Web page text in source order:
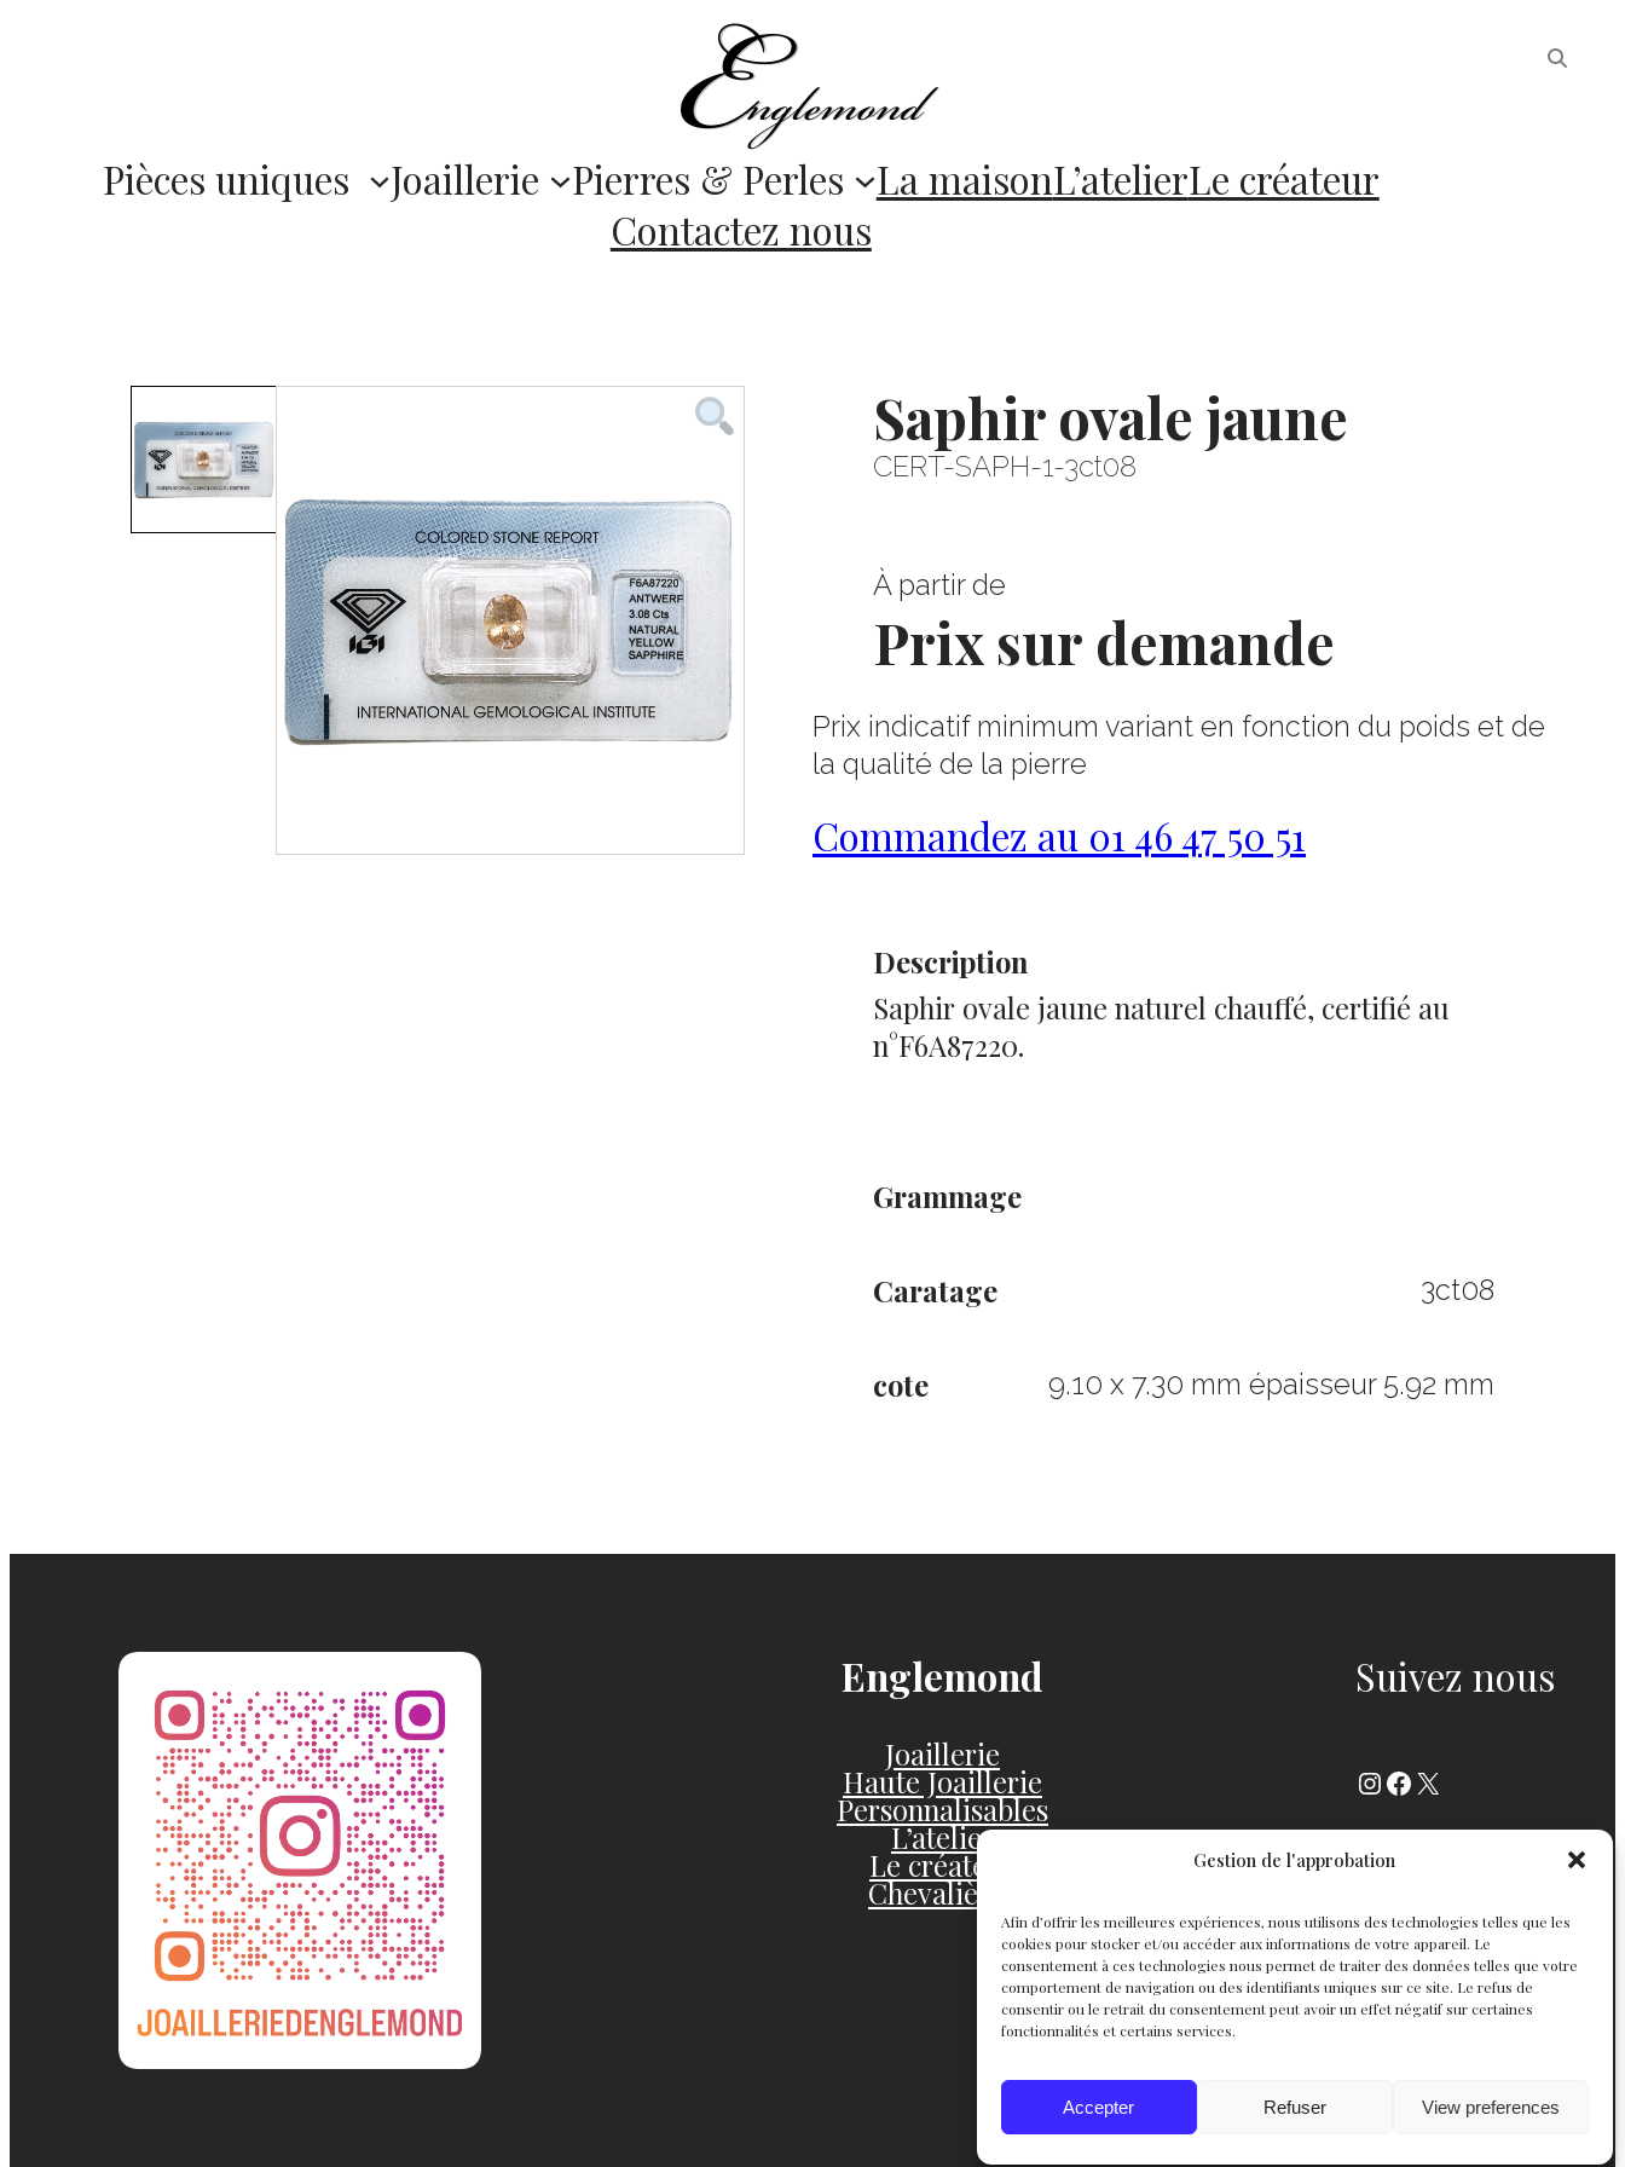
Gestion de l'approbation
Afin d’offrir les meilleures expériences, nous utilisons des technologies telles que les
cookies pour stocker et/ou accéder aux informations de votre appareil. Le
consentement à ces technologies nous permet de traiter des données telles que votre
comportement de navigation ou des identifiants uniques sur ce site. Le refus de
consentir ou le retrait du consentement peut avoir un effet négatif sur certaines
fonctionnalités et certains services.
Accepter Refuser View preferences
Pièces uniques Joaillerie Pierres & Perles La maisonL’atelierLe créateur
Contactez nous
Saphir ovale jaune
CERT-SAPH-1-3ct08
À partir de
Prix sur demande
Prix indicatif minimum variant en fonction du poids et de
la qualité de la pierre
Commandez au 01 46 47 50 51
Description
Saphir ovale jaune naturel chauffé, certifié au
n°F6A87220.
Grammage
Caratage 3ct08
cote 9.10 x 7.30 mm épaisseur 5.92 mm
Englemond
Joaillerie
Haute Joaillerie
Personnalisables
L’atelier
Le créateur
Chevalières
Suivez nous
Instagram
Facebook
X